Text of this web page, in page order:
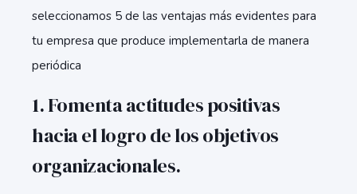
seleccionamos 5 de las ventajas más evidentes para
tu empresa que produce implementarla de manera
periódica
1. Fomenta actitudes positivas
hacia el logro de los objetivos
organizacionales.